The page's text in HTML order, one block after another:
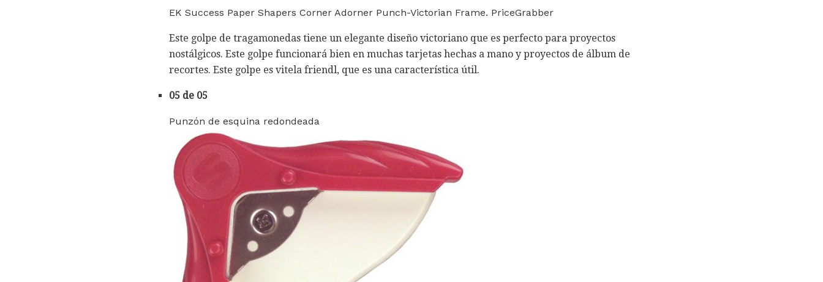
EK Success Paper Shapers Corner Adorner Punch-Victorian Frame. PriceGrabber
Este golpe de tragamonedas tiene un elegante diseño victoriano que es perfecto para proyectos
nostálgicos. Este golpe funcionará bien en muchas tarjetas hechas a mano y proyectos de álbum de
recortes. Este golpe es vitela friendl, que es una característica útil.
05 de 05
Punzón de esquina redondeada